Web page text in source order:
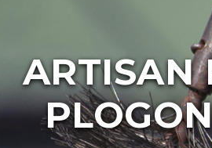
ARTISAN